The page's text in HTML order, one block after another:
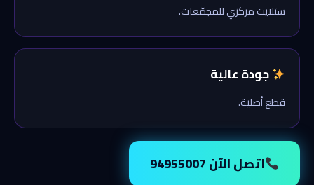
ستلايت مركزي للمجمّعات.
جودة عالية
قطع أصلية.
اتصل الآن 94955007